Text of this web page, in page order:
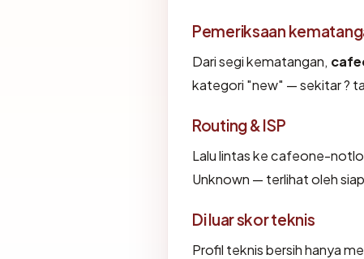
Pemeriksaan
Dari segi kematangan,
kategori "new" — sekitar ?
Routing & ISP
Lalu lintas ke cafeone-
Unknown — terlihat oleh
Di luar skor teknis
Profil teknis bersih hanya